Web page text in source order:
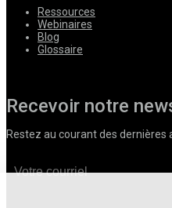
Ressources
Webinaires
Blog
Glossaire
Recevoir notre
Restez au courant des dernières